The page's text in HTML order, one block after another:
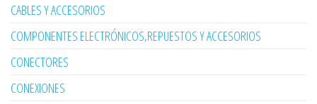
CABLES Y ACCESORIOS
COMPONENTES ELECTRÓNICOS,REPUESTOS Y ACCESORIOS
CONECTORES
CONEXIONES